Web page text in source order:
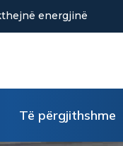
Të përgjithshme